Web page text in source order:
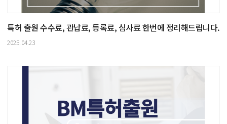
특허 출원 수수료, 관납료, 등록료, 심사료 한번에 정리해드립니다.
2025.04.23